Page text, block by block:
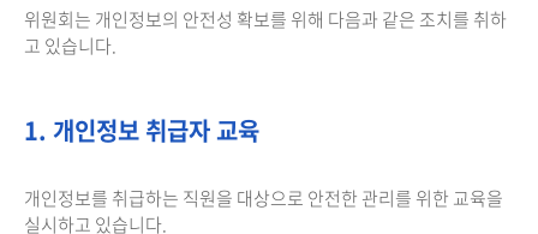
위원회는 개인정보의 안전성 확보를 위해 다음과 같은 조치를 취하
고 있습니다.
1. 개인정보 취급자 교육
개인정보를 취급하는 직원을 대상으로 안전한 관리를 위한 교육을
실시하고 있습니다.